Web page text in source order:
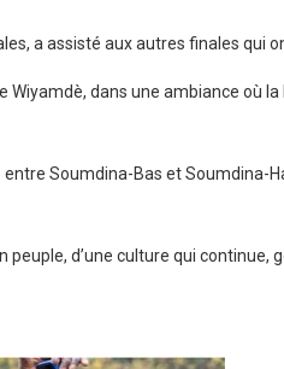
a assisté aux autres finales qui
dans une ambiance où
Soumdina-Bas et Soumdina-
peuple, d’une culture qui